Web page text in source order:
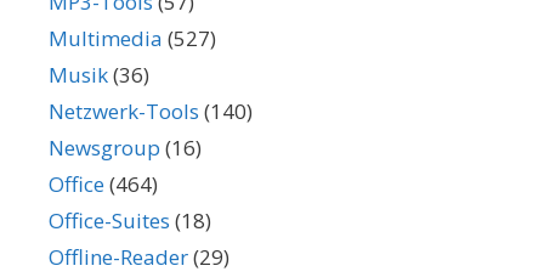
Multimedia (527)
Musik(36)
Netzwerk-Tools (140)
Newsgroup (16)
Office(464)
Office-Suites (18)
Offline-Reader(29)